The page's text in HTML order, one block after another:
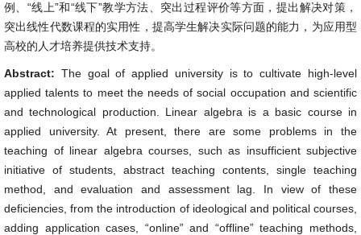
例、“线上”和“线下”教学方法、突出过程评价等方面，提出解决对策，
突出线性代数课程的实用性，提高学生解决实际问题的能力，为应用型
高校的人才培养提供技术支持。
Abstract: The goal of applied university is to cultivate high-level
applied talents to meet the needs of social occupation and scientific
and technological production. Linear algebra is a basic course in
applied university. At present, there are some problems in the
teaching of linear algebra courses, such as insufficient subjective
initiative of students, abstract teaching contents, single teaching
method, and evaluation and assessment lag. In view of these
deficiencies, from the introduction of ideological and political courses,
adding application cases, “online” and “offline” teaching methods,